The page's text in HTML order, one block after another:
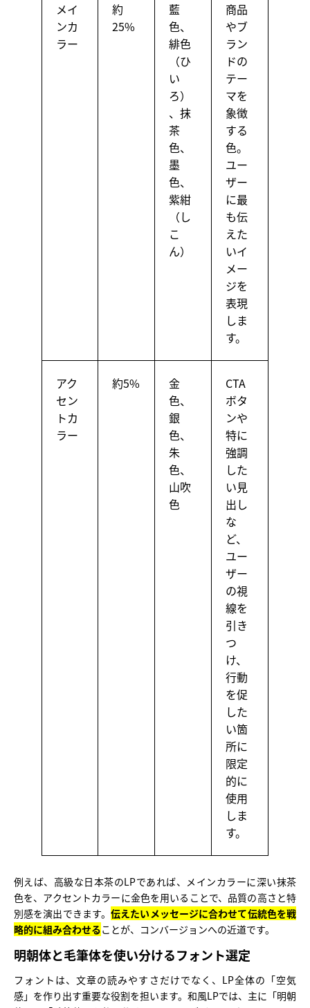
メイ
ンカ
ラー
約
25%
藍
色、
緋色
（ひ
い
ろ）
、抹
茶
色、
墨
色、
紫紺
（し
こ
ん）
商品
やブ
ラン
ドの
テー
マを
象徴
する
色。
ユー
ザー
に最
も伝
えた
いイ
メー
ジを
表現
しま
す。
アク
セン
トカ
ラー
約5%
金
色、
銀
色、
朱
色、
山吹
色
CTA
ボタ
ンや
特に
強調
した
い見
出し
な
ど、
ユー
ザー
の視
線を
引き
つ
け、
行動
を促
した
い箇
所に
限定
的に
使用
しま
す。
例えば、高級な日本茶のLPであれば、メインカラーに深い抹茶
色を、アクセントカラーに金色を用いることで、品質の高さと特
別感を演出できます。伝えたいメッセージに合わせて伝統色を戦
略的に組み合わせることが、コンバージョンへの近道です。
明朝体と毛筆体を使い分けるフォント選定
フォントは、文章の読みやすさだけでなく、LP全体の「空気
感」を作り出す重要な役割を担います。和風LPでは、主に「明朝